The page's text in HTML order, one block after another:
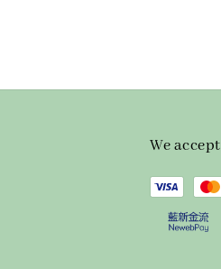
We accept